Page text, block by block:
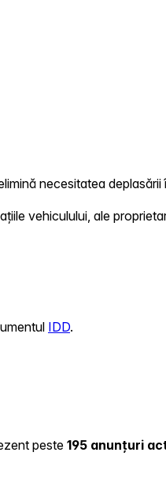
necesitatea
vehiculului, ale
IDD.
peste 195 anunțuri